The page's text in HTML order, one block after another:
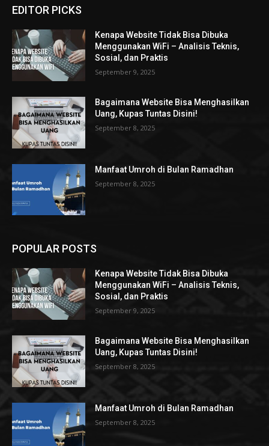
EDITOR PICKS
Kenapa Website Tidak Bisa Dibuka
Menggunakan WiFi – Analisis Teknis,
Sosial, dan Praktis
September 9, 2025
Bagaimana Website Bisa Menghasilkan
Uang, Kupas Tuntas Disini!
September 8, 2025
Manfaat Umroh di Bulan Ramadhan
September 8, 2025
POPULAR POSTS
Kenapa Website Tidak Bisa Dibuka
Menggunakan WiFi – Analisis Teknis,
Sosial, dan Praktis
September 9, 2025
Bagaimana Website Bisa Menghasilkan
Uang, Kupas Tuntas Disini!
September 8, 2025
Manfaat Umroh di Bulan Ramadhan
September 8, 2025